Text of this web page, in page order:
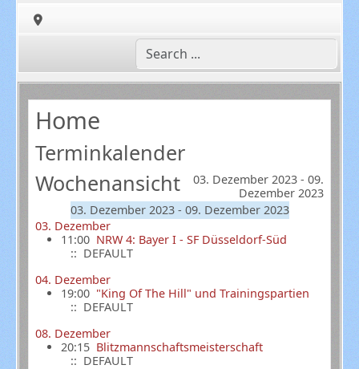
Home
Terminkalender
Wochenansicht
03. Dezember 2023 - 09.
Dezember 2023
03. Dezember 2023 - 09. Dezember 2023
03. Dezember
11:00 NRW 4: Bayer I - SF Düsseldorf-Süd
:: DEFAULT
04. Dezember
19:00 "King Of The Hill" und Trainingspartien
:: DEFAULT
08. Dezember
20:15 Blitzmannschaftsmeisterschaft
:: DEFAULT